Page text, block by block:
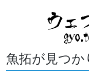
魚拓が見つか